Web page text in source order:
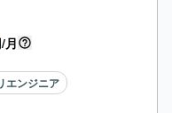
月
エンジニア